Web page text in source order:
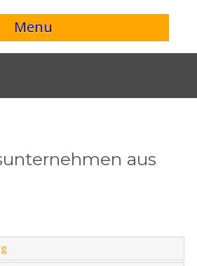
Menu
starten <
aus